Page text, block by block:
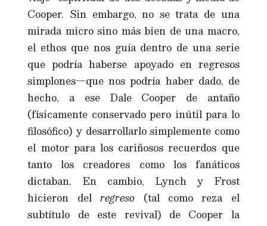
Cooper. Sin embargo, no se trata de una
mirada micro sino más bien de una macro,
el ethos que nos guía dentro de una serie
que podría haberse apoyado en regresos
simplones—que nos podría haber dado, de
hecho, a ese Dale Cooper de antaño
(físicamente conservado pero inútil para lo
filosófico) y desarrollarlo simplemente como
el motor para los cariñosos recuerdos que
tanto los creadores como los fanáticos
dictaban. En cambio, Lynch y Frost
hicieron delregreso (tal como reza el
subtítulo de este revival) de Cooper la